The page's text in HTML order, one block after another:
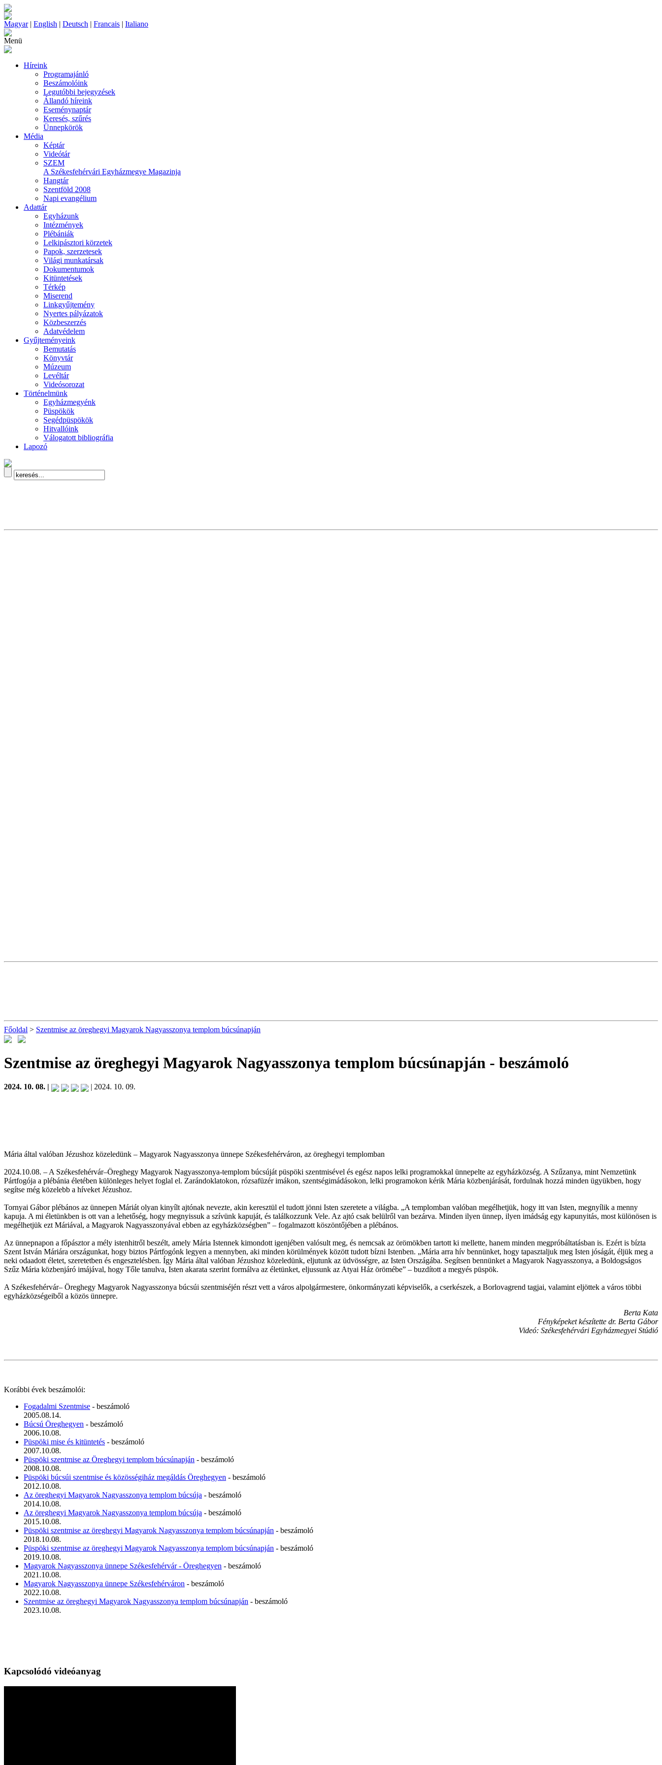
Magyar| English | Deutsch | Francais | Italiano
Menü
Híreink
Programajánló
Beszámolóink
Legutóbbi bejegyzések
Állandó híreink
Eseménynaptár
Keresés, szűrés
Ünnepkörök
Média
Képtár
Videótár
SZEM
A Székesfehérvári Egyházmegye Magazinja
Hangtár
Szentföld 2008
Napi evangélium
Adattár
Egyházunk
Intézmények
Plébániák
Lelkipásztori körzetek
Papok, szerzetesek
Világi munkatársak
Dokumentumok
Kitüntetések
Térkép
Miserend
Linkgyűjtemény
Nyertes pályázatok
Közbeszerzés
Adatvédelem
Gyűjteményeink
Bemutatás
Könyvtár
Múzeum
Levéltár
Videósorozat
Történelmünk
Egyházmegyénk
Püspökök
Segédpüspökök
Hitvallóink
Válogatott bibliográfia
Lapozó
Főoldal > Szentmise az öreghegyi Magyarok Nagyasszonya templom búcsúnapján
Szentmise az öreghegyi Magyarok Nagyasszonya templom búcsúnapján - beszámoló
2024. 10. 08. | | 2024. 10. 09.
Mária által valóban Jézushoz közeledünk – Magyarok Nagyasszonya ünnepe Székesfehérváron, az öreghegyi templomban
2024.10.08. – A Székesfehérvár–Öreghegy Magyarok Nagyasszonya-templom búcsúját püspöki szentmisével és egész napos lelki programokkal ünnepelte az egyházközség. A Szűzanya, mint Nemzetünk
Pártfogója a plébánia életében különleges helyet foglal el. Zarándoklatokon, rózsafüzér imákon, szentségimádásokon, lelki programokon kérik Mária közbenjárását, fordulnak hozzá minden ügyükben, hogy
segítse még közelebb a híveket Jézushoz.
Tornyai Gábor plébános az ünnepen Máriát olyan kinyílt ajtónak nevezte, akin keresztül el tudott jönni Isten szeretete a világba. „A templomban valóban megélhetjük, hogy itt van Isten, megnyílik a menny
kapuja. A mi életünkben is ott van a lehetőség, hogy megnyissuk a szívünk kapuját, és találkozzunk Vele. Az ajtó csak belülről van bezárva. Minden ilyen ünnep, ilyen imádság egy kapunyitás, most különösen is
megélhetjük ezt Máriával, a Magyarok Nagyasszonyával ebben az egyházközségben” – fogalmazott köszöntőjében a plébános.
Az ünnepnapon a főpásztor a mély istenhitről beszélt, amely Mária Istennek kimondott igenjében valósult meg, és nemcsak az örömökben tartott ki mellette, hanem minden megpróbáltatásban is. Ezért is bízta
Szent István Máriára országunkat, hogy biztos Pártfogónk legyen a mennyben, aki minden körülmények között tudott bízni Istenben. „Mária arra hív bennünket, hogy tapasztaljuk meg Isten jóságát, éljük meg a
neki odaadott életet, szeretetben és engesztelésben. Így Mária által valóban Jézushoz közeledünk, eljutunk az üdvösségre, az Isten Országába. Segítsen bennünket a Magyarok Nagyasszonya, a Boldogságos
Szűz Mária közbenjáró imájával, hogy Tőle tanulva, Isten akarata szerint formálva az életünket, eljussunk az Atyai Ház örömébe” – buzdított a megyés püspök.
A Székesfehérvár– Öreghegy Magyarok Nagyasszonya búcsúi szentmiséjén részt vett a város alpolgármestere, önkormányzati képviselők, a cserkészek, a Borlovagrend tagjai, valamint eljöttek a város többi
egyházközségeiből a közös ünnepre.
Berta Kata
Fényképeket készítette dr. Berta Gábor
Videó: Székesfehérvári Egyházmegyei Stúdió
Korábbi évek beszámolói:
Fogadalmi Szentmise - beszámoló
2005.08.14.
Búcsú Öreghegyen - beszámoló
2006.10.08.
Püspöki mise és kitüntetés - beszámoló
2007.10.08.
Püspöki szentmise az Öreghegyi templom búcsúnapján - beszámoló
2008.10.08.
Püspöki búcsúi szentmise és közösségiház megáldás Öreghegyen - beszámoló
2012.10.08.
Az öreghegyi Magyarok Nagyasszonya templom búcsúja - beszámoló
2014.10.08.
Az öreghegyi Magyarok Nagyasszonya templom búcsúja - beszámoló
2015.10.08.
Püspöki szentmise az öreghegyi Magyarok Nagyasszonya templom búcsúnapján - beszámoló
2018.10.08.
Püspöki szentmise az öreghegyi Magyarok Nagyasszonya templom búcsúnapján - beszámoló
2019.10.08.
Magyarok Nagyasszonya ünnepe Székesfehérvár - Öreghegyen - beszámoló
2021.10.08.
Magyarok Nagyasszonya ünnepe Székesfehérváron - beszámoló
2022.10.08.
Szentmise az öreghegyi Magyarok Nagyasszonya templom búcsúnapján - beszámoló
2023.10.08.
Kapcsolódó videóanyag